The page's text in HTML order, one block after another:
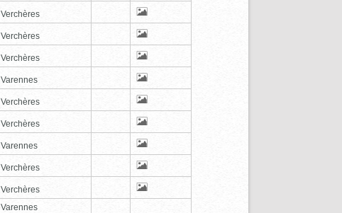
Verchères
Verchères
Verchères
Varennes
Verchères
Verchères
Varennes
Verchères
Verchères
Varennes